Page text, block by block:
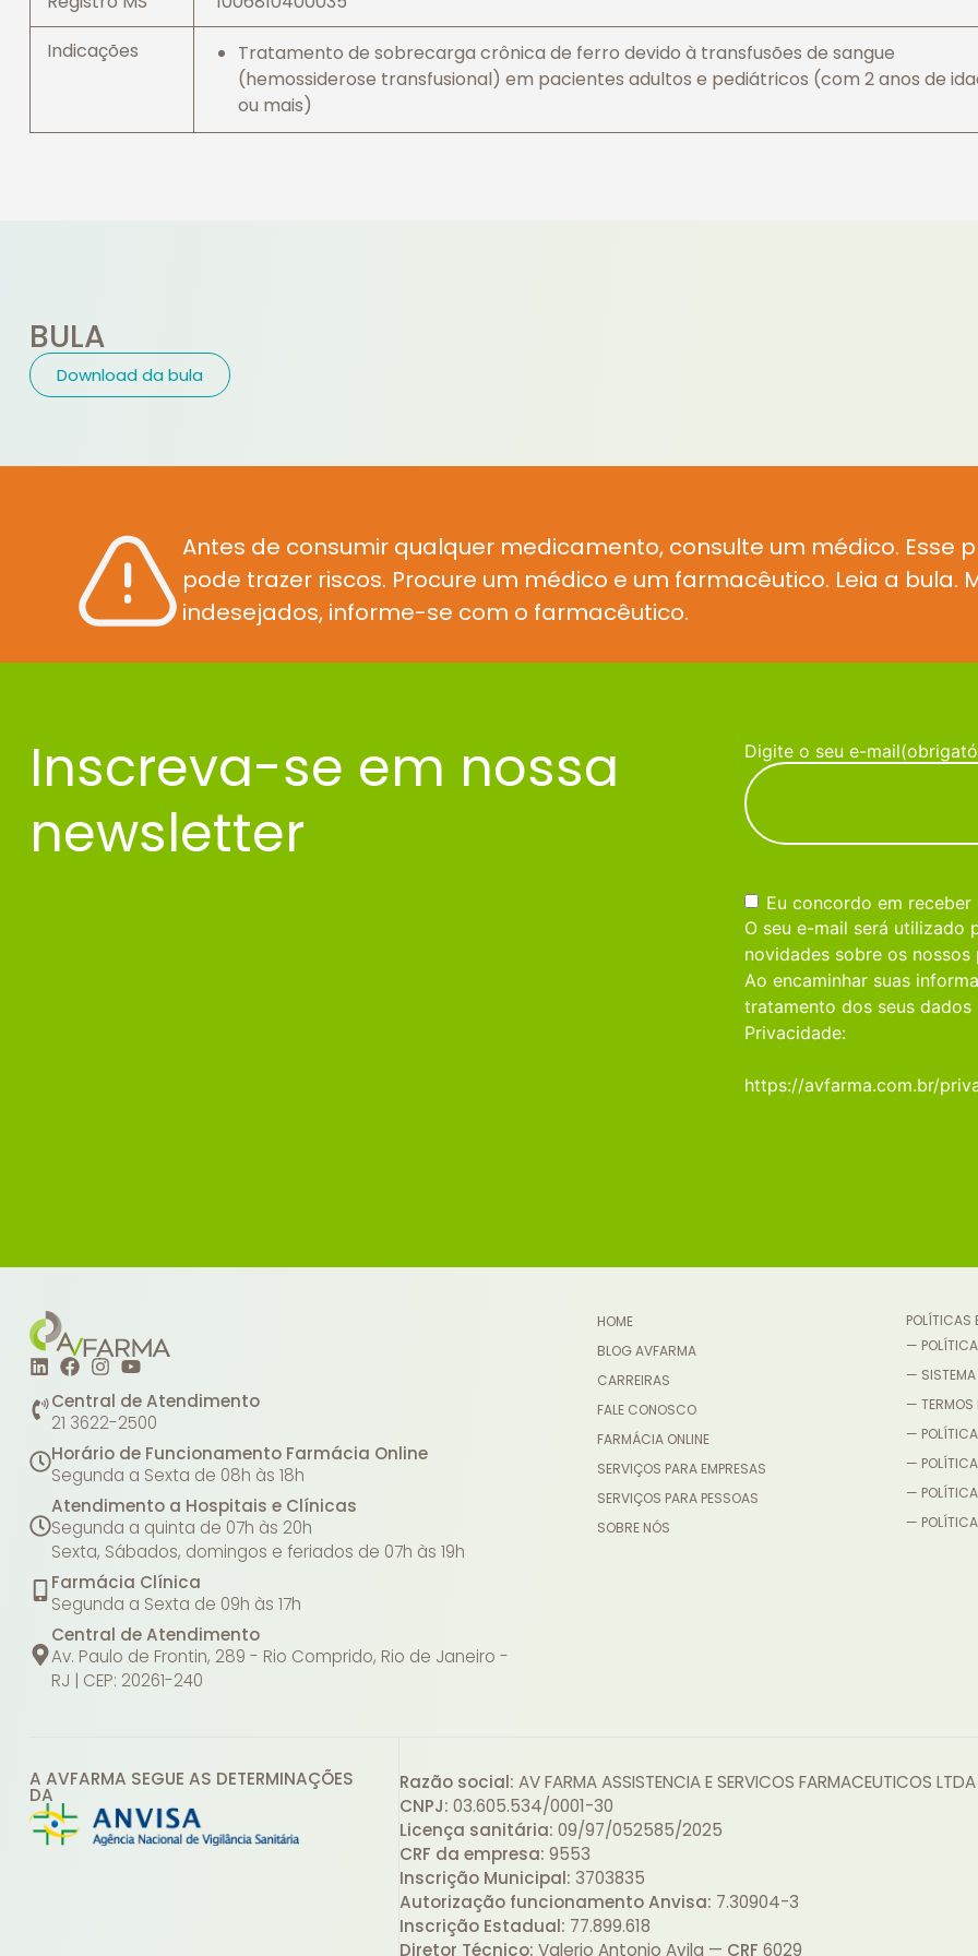
Indicações
Tratamento de sobrecarga crônica de ferro devido à transfusões de sangue
(hemossiderose transfusional) em pacientes adultos e pediátricos (com 2 anos de
ou mais)
BULA
Download da bula
Antes de consumir qualquer medicamento, consulte um médico. Esse
pode trazer riscos. Procure um médico e um farmacêutico. Leia a
indesejados, informe-se com o farmacêutico.
Inscreva-se em nossa
newsletter
Digite o seu e-mail
Consentimento(obrigatório)
Eu concordo em receber
O seu e-mail será utilizado
novidades sobre os nossos
Ao encaminhar suas
tratamento dos seus dados
Privacidade:
https://avfarma.com.br/
Central de Atendimento
21 3622-2500
Horário de Funcionamento Farmácia Online
Segunda a Sexta de 08h às 18h
Atendimento a Hospitais e Clínicas
Segunda a quinta de 07h às 20h
Sexta, Sábados, domingos e feriados de 07h às 19h
Farmácia Clínica
Segunda a Sexta de 09h às 17h
Central de Atendimento
Av. Paulo de Frontin, 289 - Rio Comprido, Rio de Janeiro -
RJ | CEP: 20261-240
HOME
BLOG AVFARMA
CARREIRAS
FALE CONOSCO
FARMÁCIA ONLINE
SERVIÇOS PARA EMPRESAS
SERVIÇOS PARA PESSOAS
SOBRE NÓS
POLÍTICAS
— POLÍTICA
— SISTEMA
— TERMOS
—
—
—
—
A AVFARMA SEGUE AS DETERMINAÇÕES
DA
Razão social: AV FARMA ASSISTENCIA E SERVICOS FARMACEUTICOS LTDA
CNPJ: 03.605.534/0001-30
Licença sanitária: 09/97/052585/2025
CRF da empresa: 9553
Inscrição Municipal: 3703835
Autorização funcionamento Anvisa: 7.30904-3
Inscrição Estadual: 77.899.618
Diretor Técnico: Valerio Antonio Avila — CRF 6029